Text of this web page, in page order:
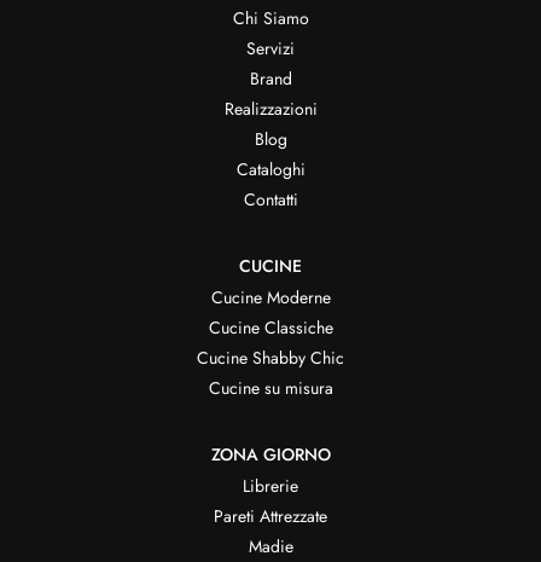
Chi Siamo
Servizi
Brand
Realizzazioni
Blog
Cataloghi
Contatti
CUCINE
Cucine Moderne
Cucine Classiche
Cucine Shabby Chic
Cucine su misura
ZONA GIORNO
Librerie
Pareti Attrezzate
Madie